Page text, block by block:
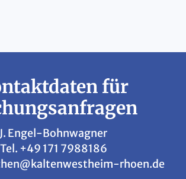
für
J. Engel-Bohnwagner
Tel. +49 171 7988186
rhoen.de